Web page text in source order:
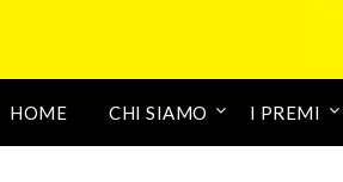
HOME CHI SIAMO I PREMI